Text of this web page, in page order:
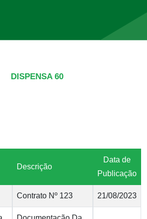
DISPENSA 60
Descrição
Data de
Publicação
Contrato Nº 123 21/08/2023